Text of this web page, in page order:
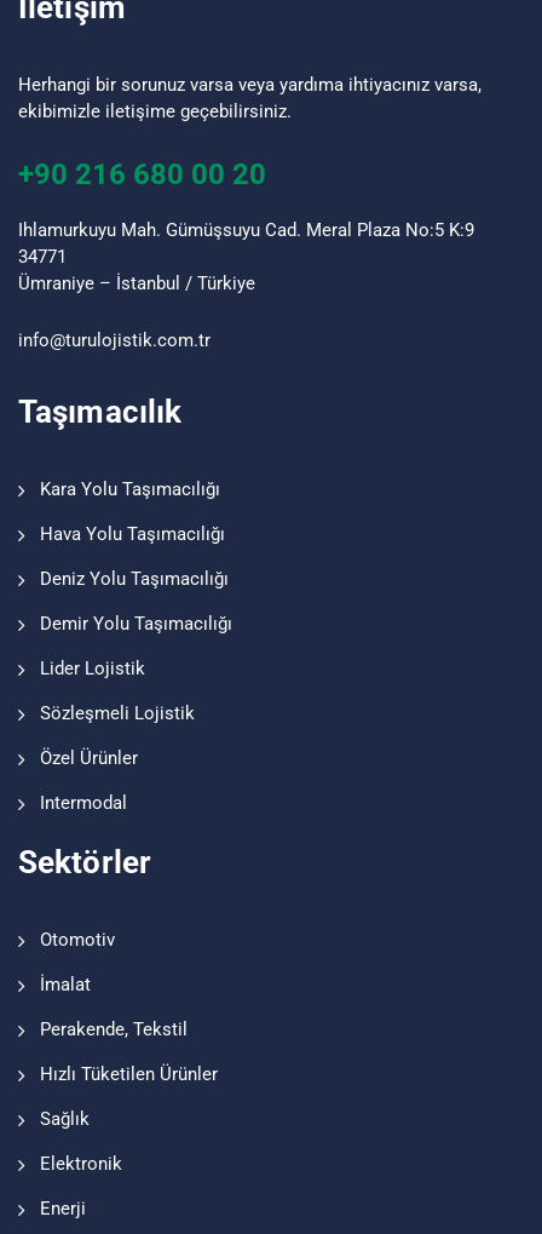
Herhangi bir sorunuz varsa veya yardıma ihtiyacınız varsa,
ekibimizle iletişime geçebilirsiniz.
+90 216 680 00 20
Ihlamurkuyu Mah. Gümüşsuyu Cad. Meral Plaza No:5 K:9
34771
Ümraniye – İstanbul / Türkiye
info@turu lojistik.com.tr
Taşımacılık
Kara Yolu Taşımacılığı
Hava Yolu Taşımacılığı
Deniz Yolu Taşımacılığı
Demir Yolu Taşımacılığı
Lider Lojistik
Sözleşmeli Lojistik
Özel Ürünler
Intermodal
Sektörler
Otomotiv
İmalat
Perakende, Tekstil
Hızlı Tüketilen Ürünler
Sağlık
Elektronik
Enerji